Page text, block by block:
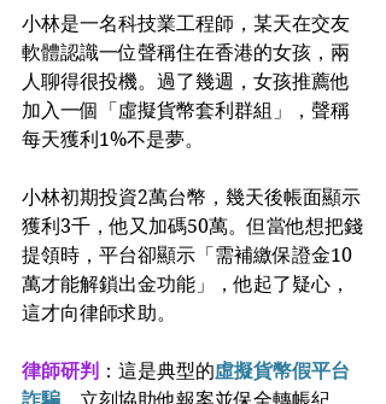
小林是一名科技業工程師，某天在交友
軟體認識一位聲稱住在香港的女孩，兩
人聊得很投機。過了幾週，女孩推薦他
加入一個「虛擬貨幣套利群組」，聲稱
每天獲利1%不是夢。
小林初期投資2萬台幣，幾天後帳面顯示
獲利3千，他又加碼50萬。但當他想把錢
提領時，平台卻顯示「需補繳保證金10
萬才能解鎖出金功能」，他起了疑心，
這才向律師求助。
律師研判 ：這是典型的虛擬貨幣假平台